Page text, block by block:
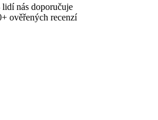
lidí nás doporučuje
ověřených recenzí